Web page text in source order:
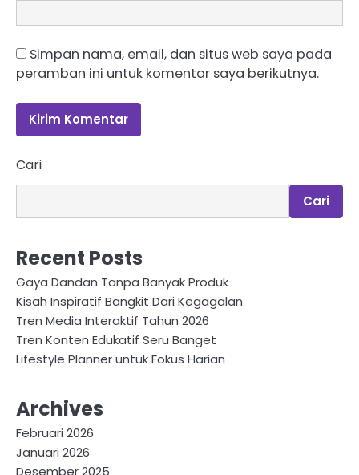
Simpan nama, email, dan situs web saya pada
peramban ini untuk komentar saya berikutnya.
Cari
Cari
Recent Posts
Gaya Dandan Tanpa Banyak Produk
Kisah Inspiratif Bangkit Dari Kegagalan
Tren Media Interaktif Tahun 2026
Tren Konten Edukatif Seru Banget
Lifestyle Planner untuk Fokus Harian
Archives
Februari 2026
Januari 2026
Desember 2025